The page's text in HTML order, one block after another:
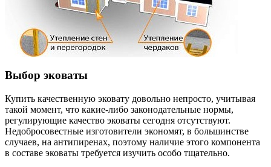
Выбор эковаты
Купить качественную эковату довольно непросто, учитывая
такой момент, что какие-либо законодательные нормы,
регулирующие качество эковаты сегодня отсутствуют.
Недобросовестные изготовители экономят, в большинстве
случаев, на антипиренах, поэтому наличие этого компонента
в составе эковаты требуется изучить особо тщательно.